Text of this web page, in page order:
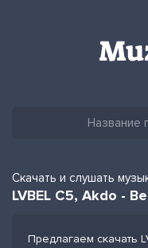
Скачать и слушать
LVBEL C5, Akdo -
Предлагаем скачать